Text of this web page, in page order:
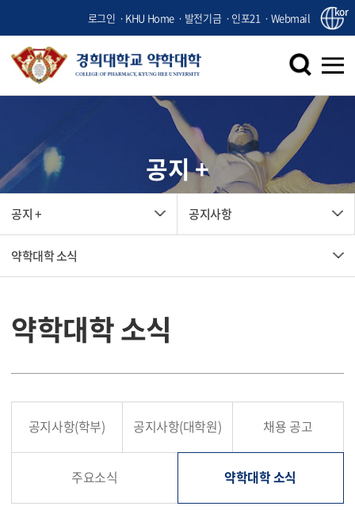
로그인 KHU Home 발전기금 인포21 Webmail kor
공지 +
공지 + 공지사항
약학대학 소식
약학대학 소식
공지사항(학부) 공지사항(대학원) 채용 공고
주요소식 약학대학 소식